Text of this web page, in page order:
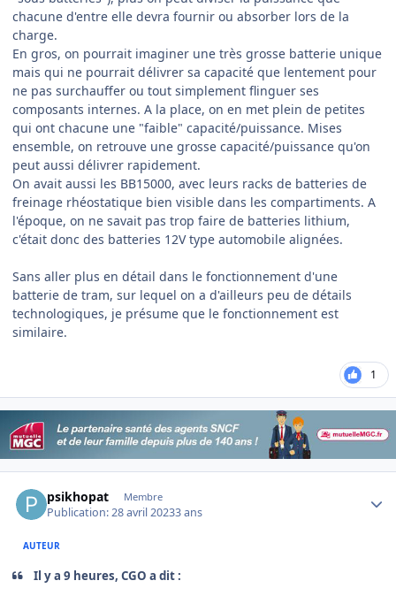
chacune d'entre elle devra fournir ou absorber lors de la
charge.
En gros, on pourrait imaginer une très grosse batterie unique
mais qui ne pourrait délivrer sa capacité que lentement pour
ne pas surchauffer ou tout simplement flinguer ses
composants internes. A la place, on en met plein de petites
qui ont chacune une "faible" capacité/puissance. Mises
ensemble, on retrouve une grosse capacité/puissance qu'on
peut aussi délivrer rapidement.
On avait aussi les BB15000, avec leurs racks de batteries de
freinage rhéostatique bien visible dans les compartiments. A
l'époque, on ne savait pas trop faire de batteries lithium,
c'était donc des batteries 12V type automobile alignées.
Sans aller plus en détail dans le fonctionnement d'une
batterie de tram, sur lequel on a d'ailleurs peu de détails
technologiques, je présume que le fonctionnement est
similaire.
1
psikhopat Membre
Publication:28 avril 20233 ans
AUTEUR
Il y a 9 heures, CGO a dit :